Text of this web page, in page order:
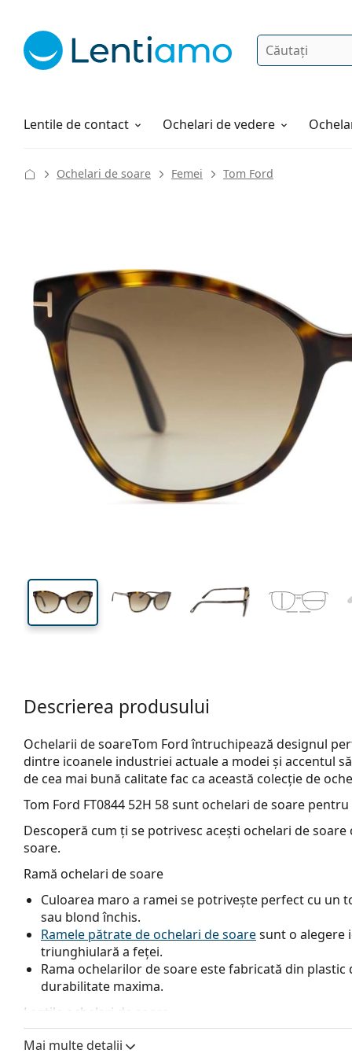
Căutare
Lentile de contact
Soluții Ochelari de vedere
Cum comandați
Ochelari de soare Femei Tom Ford
Lățimea ramei
49 mm
Înălțime lentilă Lățimea lentilei
Lățimea
Descrierea produsului
Ochelarii de soareTom Ford întruchipează designul
dintre icoanele industriei actuale a modei și accentul
de cea mai bună calitate fac ca această colecție de
Tom Ford FT0844 52H 58sunt ochelari de soare pentru
Descoperă cum ți se potrivesc acești ochelari de
soare.
Ramă ochelari de soare
Culoarea maro a ramei se potrivește perfect cu un
sau blond închis.
Ramele pătrate de ochelari de soaresunt o alegere
triunghiulară a feței.
Rama ochelarilor de soare este fabricată din
durabilitate maxima.
Lentile ochelari de soare
Lentilele maro blochează ușor lumina albastră,
Mai multe detalii